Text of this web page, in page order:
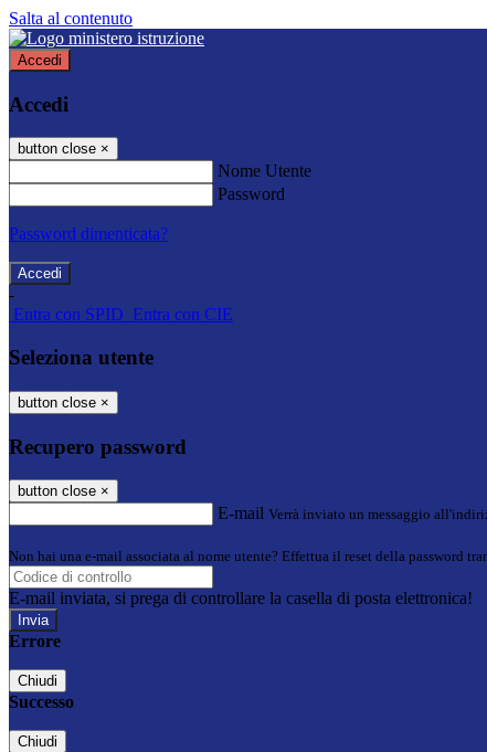
Salta al contenuto
Accedi
Accedi
button close ×
Nome Utente
Password
Password dimenticata?
-
Entra con SPID Entra con CIE
Seleziona utente
button close ×
Recupero password
button close ×
E-mail Verrà inviato un messaggio
Non hai una e-mail associata al nome utente? Effettua il reset della password
E-mail inviata, si prega di controllare la casella di posta elettronica!
Errore
Chiudi
Successo
Chiudi